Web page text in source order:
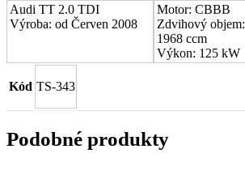
Audi TT 2.0 TDI
Výroba: od Červen 2008
Motor: CBBB
Zdvihový objem:
1968 ccm
Výkon: 125 kW
Kód TS-343
Podobné produkty